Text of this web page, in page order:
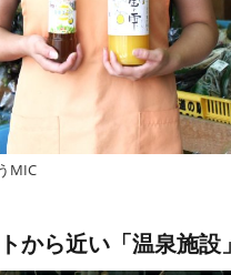
MIC
から近い「温泉施設」